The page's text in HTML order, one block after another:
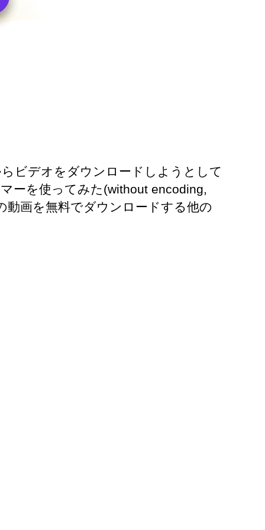
ビデオをダウンロードしようとして
ーを使ってみた(without encoding
動画を無料でダウンロードする他の